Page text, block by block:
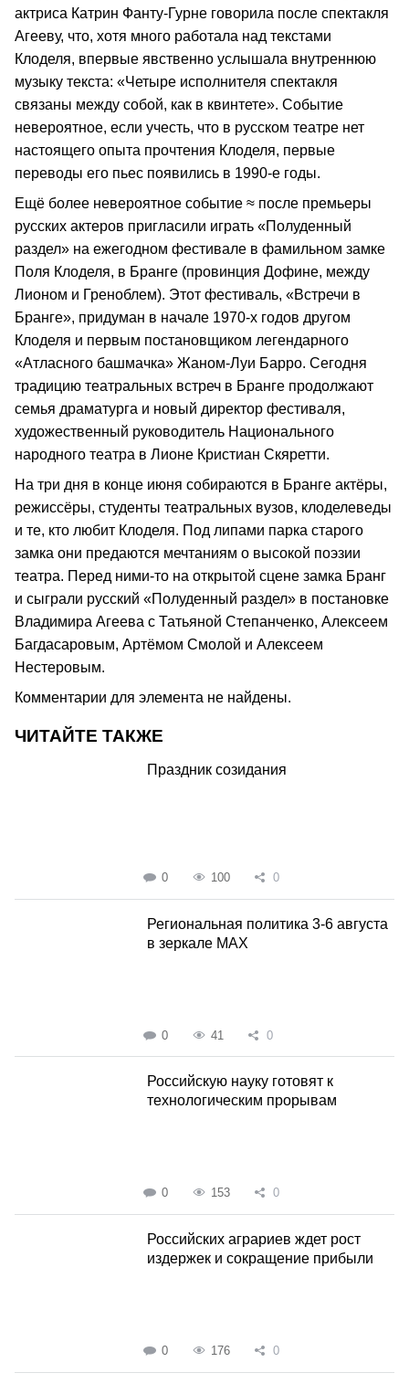
актриса Катрин Фанту-Гурне говорила после спектакля
Агееву, что, хотя много работала над текстами
Клоделя, впервые явственно услышала внутреннюю
музыку текста: «Четыре исполнителя спектакля
связаны между собой, как в квинтете». Событие
невероятное, если учесть, что в русском театре нет
настоящего опыта прочтения Клоделя, первые
переводы его пьес появились в 1990-е годы.
Ещё более невероятное событие ≈ после премьеры
русских актеров пригласили играть «Полуденный
раздел» на ежегодном фестивале в фамильном замке
Поля Клоделя, в Бранге (провинция Дофине, между
Лионом и Греноблем). Этот фестиваль, «Встречи в
Бранге», придуман в начале 1970-х годов другом
Клоделя и первым постановщиком легендарного
«Атласного башмачка» Жаном-Луи Барро. Сегодня
традицию театральных встреч в Бранге продолжают
семья драматурга и новый директор фестиваля,
художественный руководитель Национального
народного театра в Лионе Кристиан Скяретти.
На три дня в конце июня собираются в Бранге актёры,
режиссёры, студенты театральных вузов, клоделеведы
и те, кто любит Клоделя. Под липами парка старого
замка они предаются мечтаниям о высокой поэзии
театра. Перед ними-то на открытой сцене замка Бранг
и сыграли русский «Полуденный раздел» в постановке
Владимира Агеева с Татьяной Степанченко, Алексеем
Багдасаровым, Артёмом Смолой и Алексеем
Нестеровым.
Комментарии для элемента не найдены.
ЧИТАЙТЕ ТАКЖЕ
Праздник созидания
0 100 0
Региональная политика 3-6 августа
в зеркале MAX
0 41 0
Российскую науку готовят к
технологическим прорывам
0 153 0
Российских аграриев ждет рост
издержек и сокращение прибыли
0 176 0